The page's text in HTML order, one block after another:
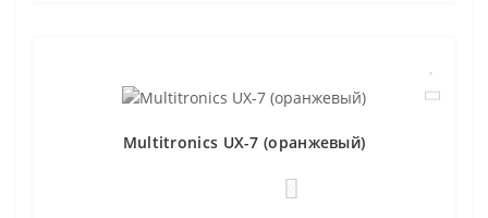
Multitronics UX-7 (оранжевый)